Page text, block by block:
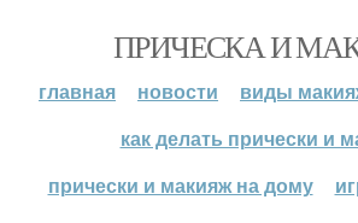
ПРИЧЕСКА И
главная новости
виды
как делать прически и
прически и макияж на дому